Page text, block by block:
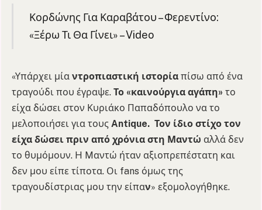
Κορδώνης Για Καραβάτου – Φερεντίνο:
«Ξέρω Τι Θα Γίνει» – Video
«Yπάρχει μία ντροπιαστική ιστορία πίσω από ένα
τραγούδι που έγραψε. Το «καινούργια αγάπη» το
είχα δώσει στον Κυριάκο Παπαδόπουλο να το
μελοποιήσει για τους Antique. Τον ίδιο στίχο τον
είχα δώσει πριν από χρόνια στη Μαντώ αλλά δεν
το θυμόμουν. H Mαντώ ήταν αξιοπρεπέστατη και
δεν μου είπε τίποτα. Οι fans όμως της
τραγουδίστριας μου την είπαν» εξομολογήθηκε.